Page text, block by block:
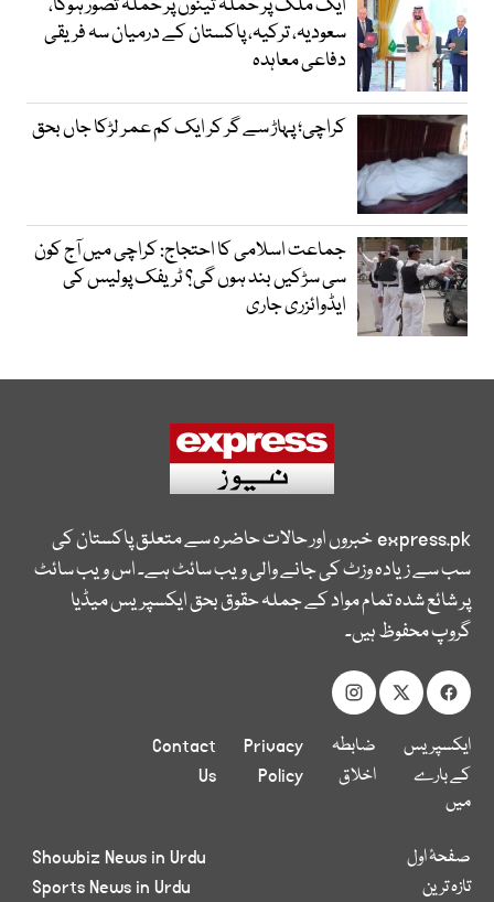
ایک ملک پر حملہ تینوں پر حملہ تصور ہوگا،
سعودیہ، ترکیہ، پاکستان کے درمیان سہ فریقی
دفاعی معاہدہ
کراچی؛ پہاڑ سے گر کر ایک کم عمر لڑکا جاں بحق
جماعت اسلامی کا احتجاج: کراچی میں آج کون
سی سڑکیں بند ہوں گی؟ ٹریفک پولیس کی
ایڈوائزری جاری
express.pkخبروں اور حالات حاضرہ سے متعلق پاکستان کی
سب سے زیادہ وزٹ کی جانے والی ویب سائٹ ہے۔ اس ویب سائٹ
پر شائع شدہ تمام مواد کے جملہ حقوق بحق ایکسپریس میڈیا
گروپ محفوظ ہیں۔
ایکسپریس
کے بارے
میں
ضابطہ
اخلاق
Privacy
Policy
Contact
Us
صفحۂ اول
تازہ ترین
Showbiz News in Urdu
Sports News in Urdu